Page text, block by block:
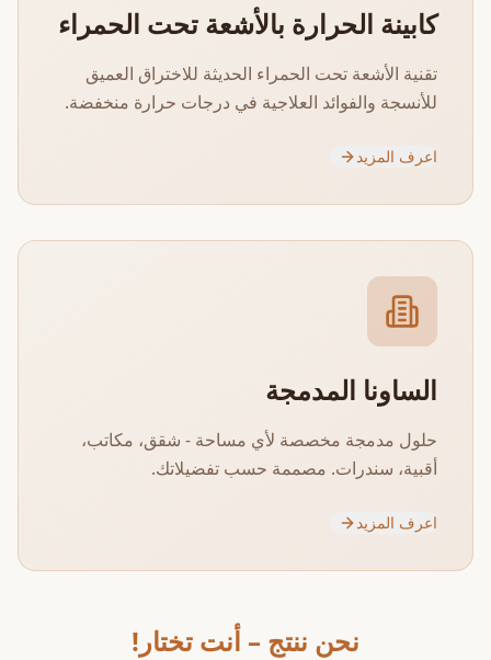
كابينة الحرارة بالأشعة تحت الحمراء
تقنية الأشعة تحت الحمراء الحديثة للاختراق العميق
للأنسجة والفوائد العلاجية في درجات حرارة منخفضة.
اعرف المزيد
الساونا المدمجة
حلول مدمجة مخصصة لأي مساحة - شقق، مكاتب،
أقبية، سندرات. مصممة حسب تفضيلاتك.
اعرف المزيد
نحن ننتج – أنت تختار!